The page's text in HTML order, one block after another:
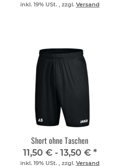
inkl. 19% USt. , zzgl. Versand
Short ohne Taschen
11,50 € - 13,50 € *
inkl. 19% USt. , zzgl. Versand